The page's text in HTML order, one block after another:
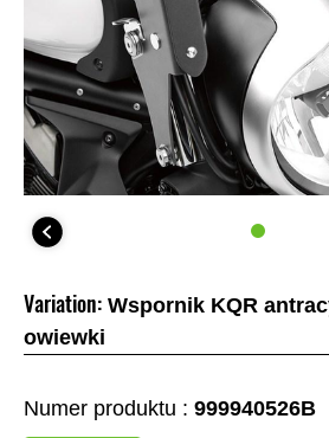
Variation: Wspornik KQR
owiewki
Numer produktu : 999940526B